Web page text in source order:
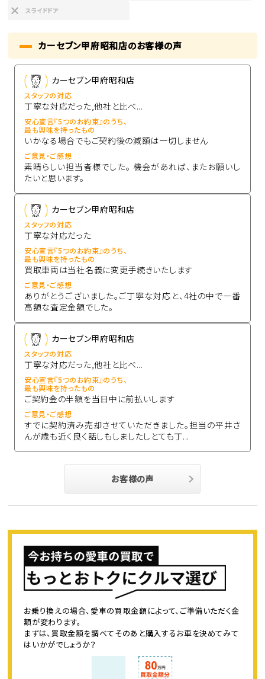
スライドドア
カーセブン甲府昭和店のお客様の声
カーセブン甲府昭和店
スタッフの対応
丁寧な対応だった,他社と比べ...
安心宣言『5つのお約束』のうち、
最も興味を持ったもの
いかなる場合でもご契約後の減額は一切しません
ご意見・ご感想
素晴らしい担当者様でした。 機会があれば、またお願いし
たいと思います。
カーセブン甲府昭和店
スタッフの対応
丁寧な対応だった
安心宣言『5つのお約束』のうち、
最も興味を持ったもの
買取車両は当社名義に変更手続きいたします
ご意見・ご感想
ありがとうございました。ご丁寧な対応と、4社の中で一番
高額な査定金額でした。
カーセブン甲府昭和店
スタッフの対応
丁寧な対応だった,他社と比べ...
安心宣言『5つのお約束』のうち、
最も興味を持ったもの
ご契約金の半額を当日中に前払いします
ご意見・ご感想
すでに契約済み売却させていただきました。担当の平井さ
んが歳も近く良く話しもしましたしとても丁...
お客様の声
お乗り換えの場合、愛車の買取金額によって、ご準備いただく金
額が変わります。
まずは、買取金額を調べてそのあと購入するお車を決めてみて
はいかがでしょうか？